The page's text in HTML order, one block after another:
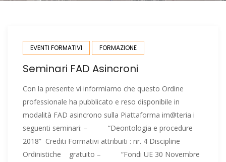
EVENTI FORMATIVI FORMAZIONE
Seminari FAD Asincroni
Con la presente vi informiamo che questo Ordine
professionale ha pubblicato e reso disponibile in
modalità FAD asincrono sulla Piattaforma im@teria i
seguenti seminari: – “Deontologia e procedure
2018” Crediti Formativi attribuiti : nr. 4 Discipline
Ordinistiche gratuito – “Fondi UE 30 Novembre